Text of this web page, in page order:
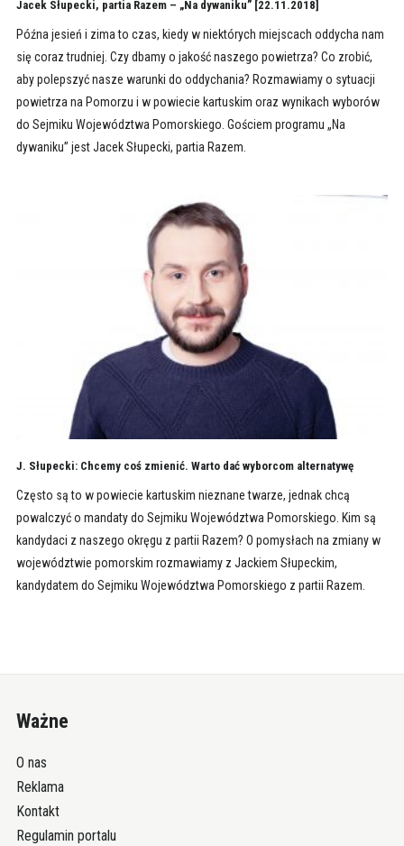
Jacek Słupecki, partia Razem – „Na dywaniku” [22.11.2018]
Późna jesień i zima to czas, kiedy w niektórych miejscach oddycha nam
się coraz trudniej. Czy dbamy o jakość naszego powietrza? Co zrobić,
aby polepszyć nasze warunki do oddychania? Rozmawiamy o sytuacji
powietrza na Pomorzu i w powiecie kartuskim oraz wynikach wyborów
do Sejmiku Województwa Pomorskiego. Gościem programu „Na
dywaniku” jest Jacek Słupecki, partia Razem.
J. Słupecki: Chcemy coś zmienić. Warto dać wyborcom alternatywę
Często są to w powiecie kartuskim nieznane twarze, jednak chcą
powalczyć o mandaty do Sejmiku Województwa Pomorskiego. Kim są
kandydaci z naszego okręgu z partii Razem? O pomysłach na zmiany w
województwie pomorskim rozmawiamy z Jackiem Słupeckim,
kandydatem do Sejmiku Województwa Pomorskiego z partii Razem.
Ważne
O nas
Reklama
Kontakt
Regulamin portalu